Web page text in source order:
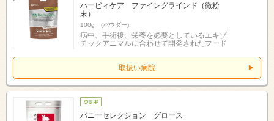
ハービィケア ファイングラインド（微粉
末）
100g (パウダー)
病中、手術後、栄養を必要としているエキゾ
チックアニマルに合わせて開発されたフード
取扱い病院
バニーセレクション グロース